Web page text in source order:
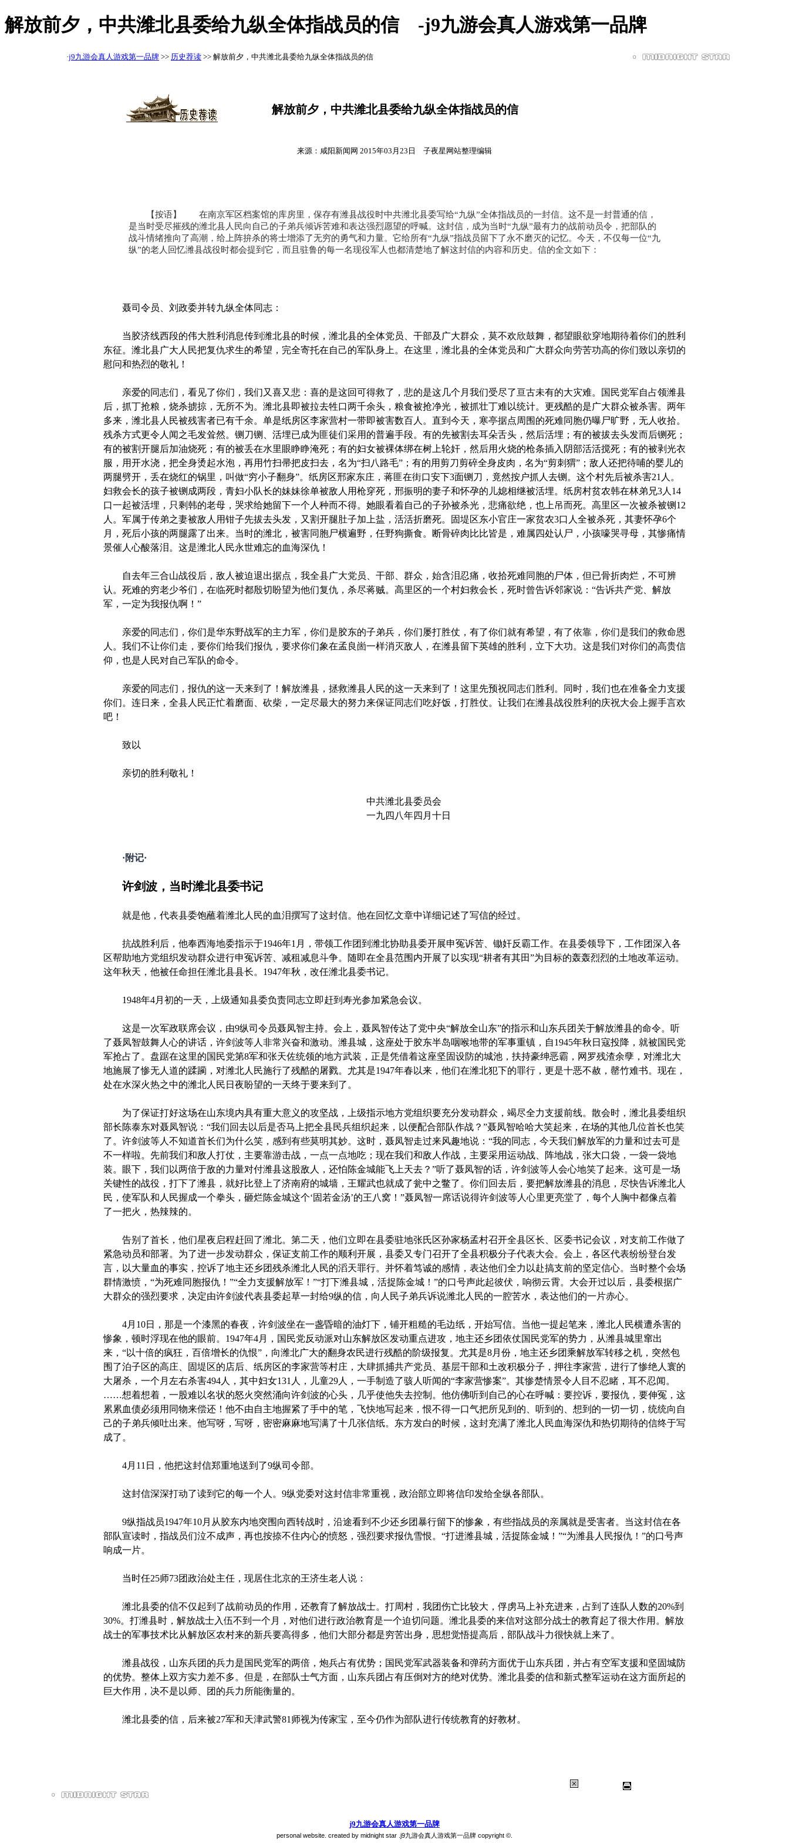
解放前夕，中共潍北县委给九纵全体指战员的信 -j9九游会真人游戏第一品牌
·j9九游会真人游戏第一品牌 >> 历史荐读 >> 解放前夕，中共潍北县委给九纵全体指战员的信
解放前夕，中共潍北县委给九纵全体指战员的信
来源：咸阳新闻网 2015年03月23日 子夜星网站整理编辑
【按语】 在南京军区档案馆的库房里，保存有潍县战役时中共潍北县委写给“九纵”全体指战员的一封信。这不是一封普通的信，
是当时受尽摧残的潍北县人民向自己的子弟兵倾诉苦难和表达强烈愿望的呼喊。这封信，成为当时“九纵”最有力的战前动员令，把部队的
战斗情绪推向了高潮，给上阵拚杀的将士增添了无穷的勇气和力量。它给所有“九纵”指战员留下了永不磨灭的记忆。今天，不仅每一位“九
纵”的老人回忆潍县战役时都会提到它，而且驻鲁的每一名现役军人也都清楚地了解这封信的内容和历史。信的全文如下：
聂司令员、刘政委并转九纵全体同志：
当胶济线西段的伟大胜利消息传到潍北县的时候，潍北县的全体党员、干部及广大群众，莫不欢欣鼓舞，都望眼欲穿地期待着你们的胜利
东征。潍北县广大人民把复仇求生的希望，完全寄托在自己的军队身上。在这里，潍北县的全体党员和广大群众向劳苦功高的你们致以亲切的
慰问和热烈的敬礼！
亲爱的同志们，看见了你们，我们又喜又悲：喜的是这回可得救了，悲的是这几个月我们受尽了亘古未有的大灾难。国民党军自占领潍县
后，抓丁抢粮，烧杀掳掠，无所不为。潍北县即被拉去牲口两千余头，粮食被抢净光，被抓壮丁难以统计。更残酷的是广大群众被杀害。两年
多来，潍北县人民被残害者已有千余。单是纸房区李家营村一带即被害数百人。直到今天，寒亭据点周围的死难同胞仍曝尸旷野，无人收拾。
残杀方式更令人闻之毛发耸然。铡刀铡、活埋已成为匪徒们采用的普遍手段。有的先被割去耳朵舌头，然后活埋；有的被拔去头发而后铡死；
有的被割开腿后加油烧死；有的被丢在水里眼睁睁淹死；有的妇女被裸体绑在树上轮奸，然后用火烧的枪条插入阴部活活搅死；有的被剥光衣
服，用开水浇，把全身烫起水泡，再用竹扫帚把皮扫去，名为“扫八路毛”；有的用剪刀剪碎全身皮肉，名为“剪刺猬”；敌人还把待哺的婴儿的
两腿劈开，丢在烧红的锅里，叫做“穷小子翻身”。纸房区邢家东庄，蒋匪在街口安下3面铡刀，竟然按户抓人去铡。这个村先后被杀害21人。
妇救会长的孩子被铡成两段，青妇小队长的妹妹徐单被敌人用枪穿死，邢振明的妻子和怀孕的儿媳相继被活埋。纸房村贫农韩在林弟兄3人14
口一起被活埋，只剩韩的老母，哭求给她留下一个人种而不得。她眼看着自己的子孙被杀光，悲痛欲绝，也上吊而死。高里区一次被杀被铡12
人。军属于传弟之妻被敌人用钳子先拔去头发，又割开腿肚子加上盐，活活折磨死。固堤区东小官庄一家贫农3口人全被杀死，其妻怀孕6个
月，死后小孩的两腿露了出来。当时的潍北，被害同胞尸横遍野，任野狗撕食。断骨碎肉比比皆是，难属四处认尸，小孩嚎哭寻母，其惨痛情
景催人心酸落泪。这是潍北人民永世难忘的血海深仇！
自去年三合山战役后，敌人被迫退出据点，我全县广大党员、干部、群众，始含泪忍痛，收拾死难同胞的尸体，但已骨折肉烂，不可辨
认。死难的穷老少爷们，在临死时都殷切盼望为他们复仇，杀尽蒋贼。高里区的一个村妇救会长，死时曾告诉邻家说：“告诉共产党、解放
军，一定为我报仇啊！”
亲爱的同志们，你们是华东野战军的主力军，你们是胶东的子弟兵，你们屡打胜仗，有了你们就有希望，有了依靠，你们是我们的救命恩
人。我们不让你们走，要你们给我们报仇，要求你们象在孟良崮一样消灭敌人，在潍县留下英雄的胜利，立下大功。这是我们对你们的高贵信
仰，也是人民对自己军队的命令。
亲爱的同志们，报仇的这一天来到了！解放潍县，拯救潍县人民的这一天来到了！这里先预祝同志们胜利。同时，我们也在准备全力支援
你们。连日来，全县人民正忙着磨面、砍柴，一定尽最大的努力来保证同志们吃好饭，打胜仗。让我们在潍县战役胜利的庆祝大会上握手言欢
吧！
致以
亲切的胜利敬礼！
中共潍北县委员会
一九四八年四月十日
·附记·
许剑波，当时潍北县委书记
就是他，代表县委饱蘸着潍北人民的血泪撰写了这封信。他在回忆文章中详细记述了写信的经过。
抗战胜利后，他奉西海地委指示于1946年1月，带领工作团到潍北协助县委开展申冤诉苦、锄奸反霸工作。在县委领导下，工作团深入各
区帮助地方党组织发动群众进行申冤诉苦、减租减息斗争。随即在全县范围内开展了以实现“耕者有其田”为目标的轰轰烈烈的土地改革运动。
这年秋天，他被任命担任潍北县县长。1947年秋，改任潍北县委书记。
1948年4月初的一天，上级通知县委负责同志立即赶到寿光参加紧急会议。
这是一次军政联席会议，由9纵司令员聂凤智主持。会上，聂凤智传达了党中央“解放全山东”的指示和山东兵团关于解放潍县的命令。听
了聂凤智鼓舞人心的讲话，许剑波等人非常兴奋和激动。潍县城，这座处于胶东半岛咽喉地带的军事重镇，自1945年秋日寇投降，就被国民党
军抢占了。盘踞在这里的国民党第8军和张天佐统领的地方武装，正是凭借着这座坚固设防的城池，扶持豪绅恶霸，网罗残渣余孽，对潍北大
地施展了惨无人道的蹂躏，对潍北人民施行了残酷的屠戮。尤其是1947年春以来，他们在潍北犯下的罪行，更是十恶不赦，罄竹难书。现在，
处在水深火热之中的潍北人民日夜盼望的一天终于要来到了。
为了保证打好这场在山东境内具有重大意义的攻坚战，上级指示地方党组织要充分发动群众，竭尽全力支援前线。散会时，潍北县委组织
部长陈泰东对聂凤智说：“我们回去以后是否马上把全县民兵组织起来，以便配合部队作战？”聂凤智哈哈大笑起来，在场的其他几位首长也笑
了。许剑波等人不知道首长们为什么笑，感到有些莫明其妙。这时，聂凤智走过来风趣地说：“我的同志，今天我们解放军的力量和过去可是
不一样啦。先前我们和敌人打仗，主要靠游击战，一点一点地吃；现在我们和敌人作战，主要采用运动战、阵地战，张大口袋，一袋一袋地
装。眼下，我们以两倍于敌的力量对付潍县这股敌人，还怕陈金城能飞上天去？”听了聂凤智的话，许剑波等人会心地笑了起来。这可是一场
关键性的战役，打下了潍县，就好比登上了济南府的城墙，王耀武也就成了瓮中之鳖了。你们回去后，要把解放潍县的消息，尽快告诉潍北人
民，使军队和人民握成一个拳头，砸烂陈金城这个‘固若金汤’的王八窝！”聂凤智一席话说得许剑波等人心里更亮堂了，每个人胸中都像点着
了一把火，热辣辣的。
告别了首长，他们星夜启程赶回了潍北。第二天，他们立即在县委驻地张氏区孙家杨孟村召开全县区长、区委书记会议，对支前工作做了
紧急动员和部署。为了进一步发动群众，保证支前工作的顺利开展，县委又专门召开了全县积极分子代表大会。会上，各区代表纷纷登台发
言，以大量血的事实，控诉了地主还乡团残杀潍北人民的滔天罪行。并怀着笃诚的感情，表达他们全力以赴搞支前的坚定信心。当时整个会场
群情激愤，“为死难同胞报仇！”“全力支援解放军！”“打下潍县城，活捉陈金城！”的口号声此起彼伏，响彻云霄。大会开过以后，县委根据广
大群众的强烈要求，决定由许剑波代表县委起草一封给9纵的信，向人民子弟兵诉说潍北人民的一腔苦水，表达他们的一片赤心。
4月10日，那是一个漆黑的春夜，许剑波坐在一盏昏暗的油灯下，铺开粗糙的毛边纸，开始写信。当他一提起笔来，潍北人民横遭杀害的
惨象，顿时浮现在他的眼前。1947年4月，国民党反动派对山东解放区发动重点进攻，地主还乡团依仗国民党军的势力，从潍县城里窜出
来，“以十倍的疯狂，百倍增长的仇恨”，向潍北广大的翻身农民进行残酷的阶级报复。尤其是8月份，地主还乡团乘解放军转移之机，突然包
围了泊子区的高庄、固堤区的店后、纸房区的李家营等村庄，大肆抓捕共产党员、基层干部和土改积极分子，押往李家营，进行了惨绝人寰的
大屠杀，一个月左右杀害494人，其中妇女131人，儿童29人，一手制造了骇人听闻的“李家营惨案”。其惨楚情景令人目不忍睹，耳不忍闻。
……想着想着，一股难以名状的怒火突然涌向许剑波的心头，几乎使他失去控制。他仿佛听到自己的心在呼喊：要控诉，要报仇，要伸冤，这
累累血债必须用同物来偿还！他不由自主地握紧了手中的笔，飞快地写起来，恨不得一口气把所见到的、听到的、想到的一切一切，统统向自
己的子弟兵倾吐出来。他写呀，写呀，密密麻麻地写满了十几张信纸。东方发白的时候，这封充满了潍北人民血海深仇和热切期待的信终于写
成了。
4月11日，他把这封信郑重地送到了9纵司令部。
这封信深深打动了读到它的每一个人。9纵党委对这封信非常重视，政治部立即将信印发给全纵各部队。
9纵指战员1947年10月从胶东内地突围向西转战时，沿途看到不少还乡团暴行留下的惨象，有些指战员的亲属就是受害者。当这封信在各
部队宣读时，指战员们泣不成声，再也按捺不住内心的愤怒，强烈要求报仇雪恨。“打进潍县城，活捉陈金城！”“为潍县人民报仇！”的口号声
响成一片。
当时任25师73团政治处主任，现居住北京的王济生老人说：
潍北县委的信不仅起到了战前动员的作用，还教育了解放战士。打周村，我团伤亡比较大，俘虏马上补充进来，占到了连队人数的20%到
30%。打潍县时，解放战士入伍不到一个月，对他们进行政治教育是一个迫切问题。潍北县委的来信对这部分战士的教育起了很大作用。解放
战士的军事技术比从解放区农村来的新兵要高得多，他们大部分都是穷苦出身，思想觉悟提高后，部队战斗力很快就上来了。
潍县战役，山东兵团的兵力是国民党军的两倍，炮兵占有优势；国民党军武器装备和弹药方面优于山东兵团，并占有空军支援和坚固城防
的优势。整体上双方实力差不多。但是，在部队士气方面，山东兵团占有压倒对方的绝对优势。潍北县委的信和新式整军运动在这方面所起的
巨大作用，决不是以师、团的兵力所能衡量的。
潍北县委的信，后来被27军和天津武警81师视为传家宝，至今仍作为部队进行传统教育的好教材。
j9九游会真人游戏第一品牌
personal website. created by midnight star .j9九游会真人游戏第一品牌 copyright ©.